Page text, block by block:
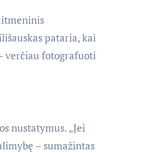
pataria, kai
verčiau fotografuoti
nustatymus. „Jei
– sumažintas